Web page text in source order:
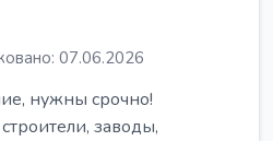
07.06.2026
нужны срочно!
заводы,